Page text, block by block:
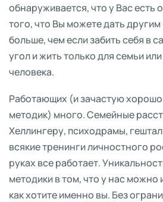
обнаруживается, что у Вас есть
того, что Вы можете дать
больше, чем если забить себя в
угол и жить только для семьи
человека.
Работающих (и зачастую
методик) много. Семейные
Хеллингеру, психодрамы,
всякие тренинги личностного
руках все работает.
методики в том, что у нас можно
как хотите именно вы. Без